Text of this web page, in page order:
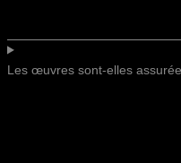
Les œuvres sont-elles